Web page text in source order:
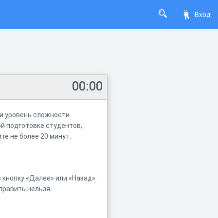
Вход
00:00
уровень сложности
подготовке студентов,
не более 20 минут.
«Далее» или «Назад».
нельзя.